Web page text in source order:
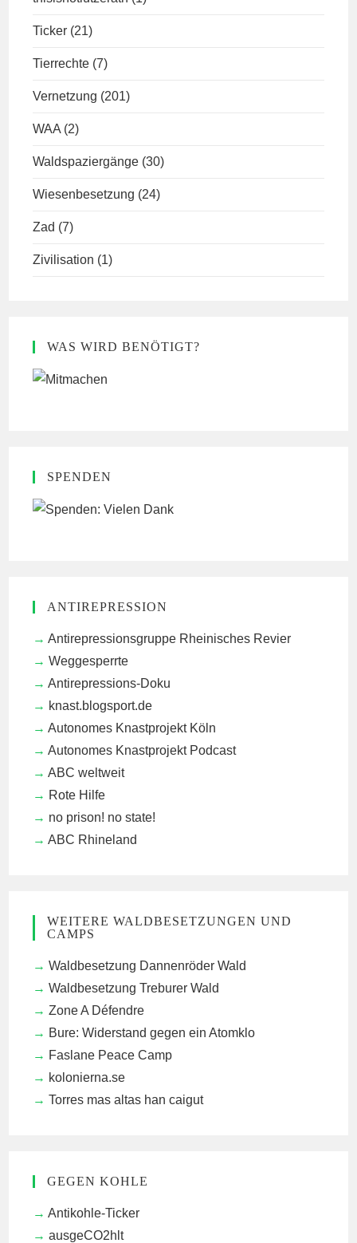
Ticker (21)
Tierrechte (7)
Vernetzung (201)
WAA (2)
Waldspaziergänge (30)
Wiesenbesetzung (24)
Zad (7)
Zivilisation (1)
WAS WIRD BENÖTIGT?
SPENDEN
ANTIREPRESSION
Antirepressionsgruppe Rheinisches Revier
Weggesperrte
Antirepressions-Doku
knast.blogsport.de
Autonomes Knastprojekt Köln
Autonomes Knastprojekt Podcast
ABC weltweit
Rote Hilfe
no prison! no state!
ABC Rhineland
WEITERE WALDBESETZUNGEN UND
CAMPS
Waldbesetzung Dannenröder Wald
Waldbesetzung Treburer Wald
Zone A Défendre
Bure: Widerstand gegen ein Atomklo
Faslane Peace Camp
kolonierna.se
Torres mas altas han caigut
GEGEN KOHLE
Antikohle-Ticker
ausgeCO2hlt